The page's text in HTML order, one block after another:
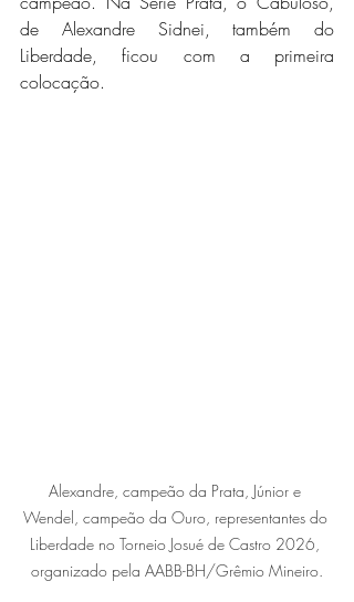
de Alexandre Sidnei, também do
Liberdade, ficou com a primeira
colocação.
Alexandre, campeão da Prata, Júnior e
Wendel, campeão da Ouro, representantes do
Liberdade no Torneio Josué de Castro 2026,
organizado pela AABB-BH/Grêmio Mineiro.